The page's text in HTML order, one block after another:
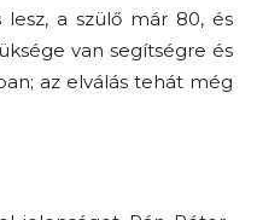
a szülő már 80, és
van segítségre és
az elválás tehát még